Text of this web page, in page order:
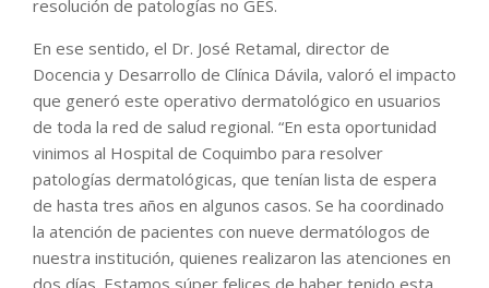
resolución de patologías no GES.
En ese sentido, el Dr. José Retamal, director de
Docencia y Desarrollo de Clínica Dávila, valoró el impacto
que generó este operativo dermatológico en usuarios
de toda la red de salud regional. “En esta oportunidad
vinimos al Hospital de Coquimbo para resolver
patologías dermatológicas, que tenían lista de espera
de hasta tres años en algunos casos. Se ha coordinado
la atención de pacientes con nueve dermatólogos de
nuestra institución, quienes realizaron las atenciones en
dos días. Estamos súper felices de haber tenido esta